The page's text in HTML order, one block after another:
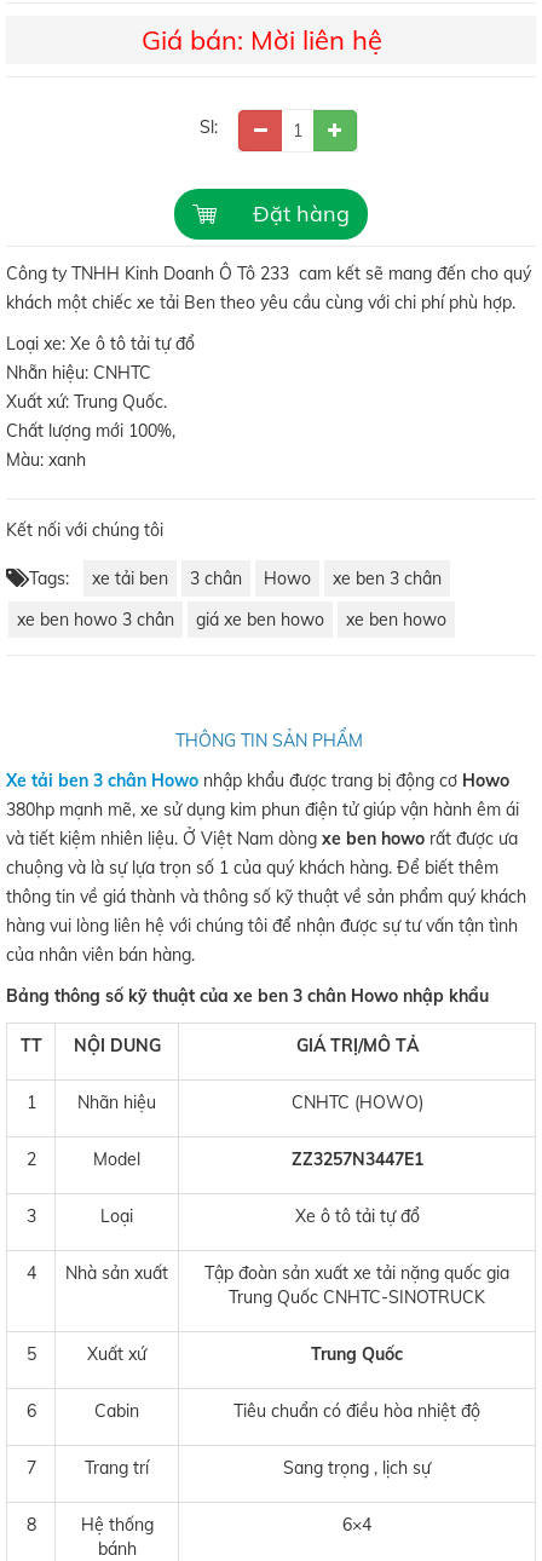
Giá bán: Mời liên hệ
Sl:
Đặt hàng
Công ty TNHH Kinh Doanh Ô Tô 233 cam kết sẽ mang đến cho quý
khách một chiếc xe tải Ben theo yêu cầu cùng với chi phí phù hợp.
Loại xe: Xe ô tô tải tự đổ
Nhẵn hiệu: CNHTC
Xuất xứ: Trung Quốc.
Chất lượng mới 100%,
Màu: xanh
Kết nối với chúng tôi
Tags: xe tải ben 3 chân Howo
xe ben 3 chân
xe ben howo 3 chân
giá xe ben howo xe ben howo
THÔNG TIN SẢN PHẨM
Xe tải ben 3 chân Howo nhập khẩu được trang bị động cơ Howo
380hp mạnh mẽ, xe sử dụng kim phun điện tử giúp vận hành êm ái
và tiết kiệm nhiên liệu. Ở Việt Nam dòng xe ben howo rất được ưa
chuộng và là sự lựa trọn số 1 của quý khách hàng. Để biết thêm
thông tin về giá thành và thông số kỹ thuật về sản phẩm quý khách
hàng vui lòng liên hệ với chúng tôi để nhận được sự tư vấn tận tình
của nhân viên bán hàng.
Bảng thông số kỹ thuật của xe ben 3 chân Howo nhập khẩu
TT NỘI DUNG GIÁ TRỊ/MÔ TẢ
1 Nhãn hiệu CNHTC (HOWO)
2 Model ZZ3257N3447E1
3 Loại Xe ô tô tải tự đổ
4 Nhà sản xuất
Tập đoàn sản xuất xe tải nặng quốc gia
Trung Quốc CNHTC-SINOTRUCK
5 Xuất xứ Trung Quốc
6 Cabin Tiêu chuẩn có điều hòa nhiệt độ
7 Trang trí Sang trọng , lịch sự
8
Hệ thống
bánh
6×4